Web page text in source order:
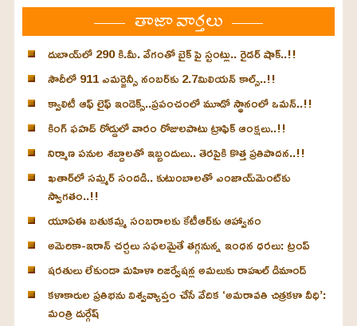
తాజా వార్తలు
దుబాయ్‌లో 290 కి.మీ. వేగంతో బైక్‌ పై స్టంట్లు.. రైడర్ షాక్..!!
సౌదీలో 911 ఎమర్జెన్సీ నంబర్‌కు 2.7మిలియన్ కాల్స్..!!
క్వాలిటీ ఆఫ్ లైఫ్ ఇండెక్స్‌..ప్రపంచంలో మూడో స్థానంలో ఒమన్..!!
కింగ్ ఫహద్ రోడ్డులో వారం రోజులపాటు ట్రాఫిక్ ఆంక్షలు..!!
నిర్మాణ పనుల శబ్దాలతో ఇబ్బందులు.. తెరపైకి కొత్త ప్రతిపాదన..!!
ఖతార్‌లో సమ్మర్ సందడి.. కుటుంబాలతో ఎంజాయ్‌మెంట్‌కు
స్వాగతం..!!
యూఏఈ బతుకమ్మ సంబరాలకు కేటీఆర్‌కు ఆహ్వానం
అమెరికా-ఇరాన్ చర్చలు సఫలమైతే తగ్గనున్న ఇంధన ధరలు: ట్రంప్
షరతులు లేకుండా మహిళా రిజర్వేషన్ల అమలుకు రాహుల్ డిమాండ్
కళాకారుల ప్రతిభను విశ్వవ్యాప్తం చేసే వేదిక ‘అమరావతి చిత్రకళా వీధి’:
మంత్రి దుర్గేష్